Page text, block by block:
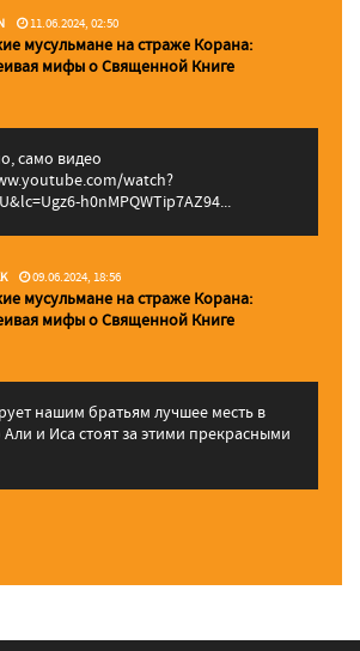
11.06.2024, 02:50
мусульмане на страже Корана:
мифы о Священной Книге
само видео
watch?
h0nMPQWTip7AZ94...
09.06.2024, 18:56
мусульмане на страже Корана:
мифы о Священной Книге
нашим братьям лучшее месть в
и Иса стоят за этими прекрасными